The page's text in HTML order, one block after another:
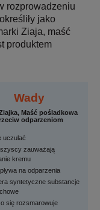
rozprowadzeniu
jako
Ziaja, maść
produktem
Wady
Maść pośladkowa
odparzeniom
uczulać
zauważają
kremu
na odparzenia
syntetyczne substancje
się rozsmarowuje